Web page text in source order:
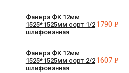
Фанера ФК 12мм
1525*1525мм сорт 1/2
шлифованная
1790Р
Фанера ФК 12мм
1525*1525мм сорт 2/2
шлифованная
1607Р